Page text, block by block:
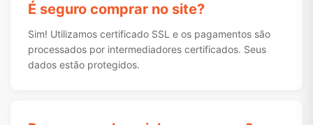
É seguro comprar no site?
Sim! Utilizamos certificado SSL e os pagamentos são
processados por intermediadores certificados. Seus
dados estão protegidos.